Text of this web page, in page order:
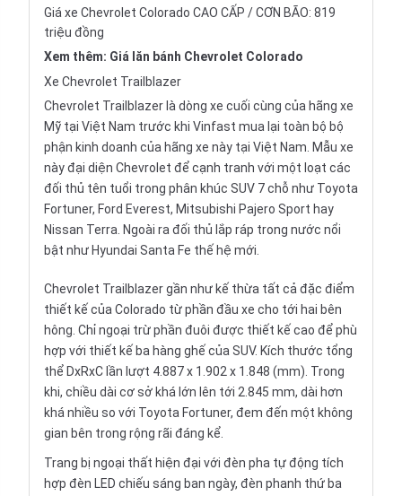
Giá xe Chevrolet Colorado CAO CẤP / CƠN BÃO: 819
triệu đồng
Xem thêm: Giá lăn bánh Chevrolet Colorado
Xe Chevrolet Trailblazer
Chevrolet Trailblazer là dòng xe cuối cùng của hãng xe
Mỹ tại Việt Nam trước khi Vinfast mua lại toàn bộ bộ
phận kinh doanh của hãng xe này tại Việt Nam. Mẫu xe
này đại diện Chevrolet để cạnh tranh với một loạt các
đối thủ tên tuổi trong phân khúc SUV 7 chỗ như Toyota
Fortuner, Ford Everest, Mitsubishi Pajero Sport hay
Nissan Terra. Ngoài ra đối thủ lắp ráp trong nước nổi
bật như Hyundai Santa Fe thế hệ mới.
Chevrolet Trailblazer gần như kế thừa tất cả đặc điểm
thiết kế của Colorado từ phần đầu xe cho tới hai bên
hông. Chỉ ngoại trừ phần đuôi được thiết kế cao để phù
hợp với thiết kế ba hàng ghế của SUV. Kích thước tổng
thể DxRxC lần lượt 4.887 x 1.902 x 1.848 (mm). Trong
khi, chiều dài cơ sở khá lớn lên tới 2.845 mm, dài hơn
khá nhiều so với Toyota Fortuner, đem đến một không
gian bên trong rộng rãi đáng kể.
Trang bị ngoại thất hiện đại với đèn pha tự động tích
hợp đèn LED chiếu sáng ban ngày, đèn phanh thứ ba